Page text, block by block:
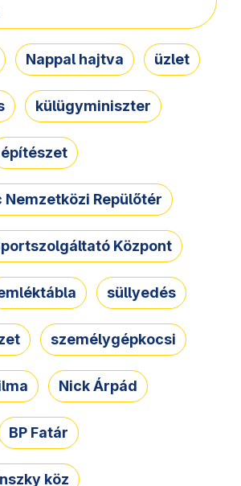
Nappal hajtva üzlet
külügyminiszter
építészet
Nemzetközi Repülőtér
Központ
süllyedés
személygépkocsi
Nick Árpád
BP Fatár
köz